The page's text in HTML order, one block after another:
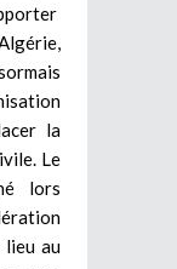
la
Le
lors
au